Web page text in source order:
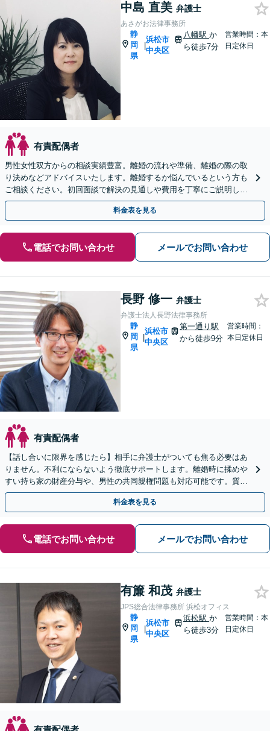
中島 直美 弁護士
あさがお法律事務所
静
岡
県
|
浜松市
中央区
八幡駅 か
ら徒歩7分
営業時間：本
日定休日
有責配偶者
男性女性双方からの相談実績豊富。離婚の流れや準備、離婚の際の取
り決めなどアドバイスいたします。離婚するか悩んでいるという方も
ご相談ください。初回面談で解決の見通しや費用を丁寧にご説明しま
す。不貞相手への慰謝料請求や、請求を受けた方にも対応。
料金表を見る
電話でお問い合わせ メールでお問い合わせ
長野 修一 弁護士
弁護士法人長野法律事務所
静
岡
県
|
浜松市
中央区
第一通り駅
から徒歩9分
営業時間：
本日定休日
有責配偶者
【話し合いに限界を感じたら】相手に弁護士がついても焦る必要はあ
りません。不利にならないよう徹底サポートします。離婚時に揉めや
すい持ち家の財産分与や、男性の共同親権問題も対応可能です。質の
高い解決を目指します。まずはご相談ください。
料金表を見る
電話でお問い合わせ メールでお問い合わせ
有簾 和茂 弁護士
JPS総合法律事務所 浜松オフィス
静
岡
県
|
浜松市
中央区
浜松駅 か
ら徒歩3分
営業時間：本
日定休日